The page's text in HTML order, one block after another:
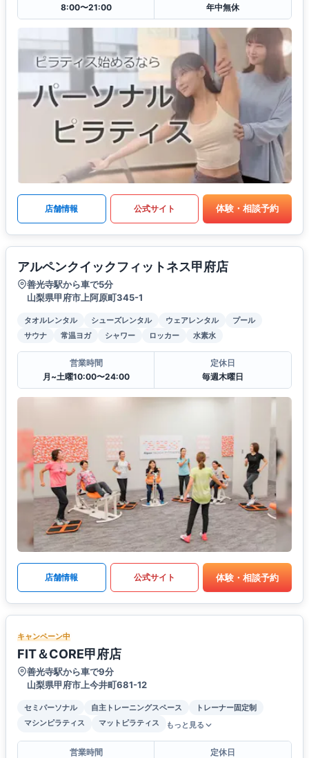
8:00〜21:00
年中無休
店舗情報 公式サイト 体験・相談予約
アルペンクイックフィットネス甲府店
善光寺駅から車で5分
山梨県甲府市上阿原町345-1
タオルレンタル シューズレンタル ウェアレンタル
プール
サウナ
常温ヨガ シャワー ロッカー 水素水
営業時間
月~土曜10:00〜24:00
定休日
毎週木曜日
店舗情報 公式サイト 体験・相談予約
キャンペーン中
FIT＆CORE甲府店
善光寺駅から車で9分
山梨県甲府市上今井町681-12
セミパーソナル 自主トレーニングスペース
トレーナー固定制
マシンピラティス
マットピラティス もっと見る
営業時間 定休日